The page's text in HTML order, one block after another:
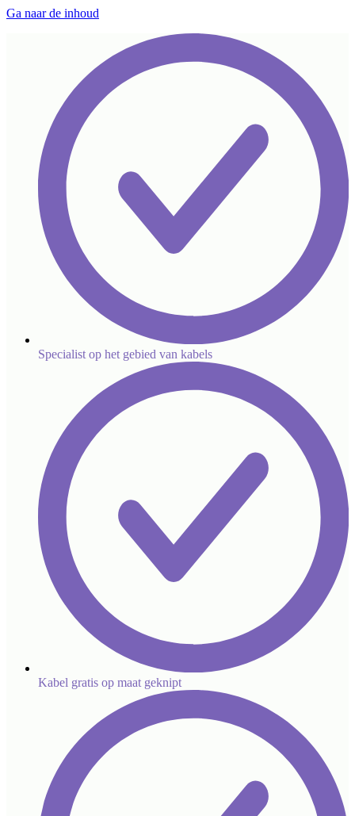
Ga naar de inhoud
Specialist op het gebied van kabels
Kabel gratis op maat geknipt